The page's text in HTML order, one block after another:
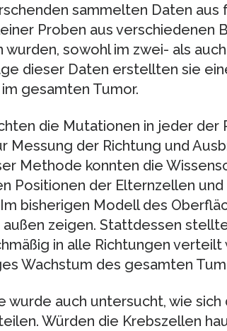
sammelten Daten aus
Proben aus verschiedenen
sowohl im zwei- als
dieser Daten erstellten sie
gesamten Tumor.
die Mutationen in jeder der
Messung der Richtung und
Methode konnten die
Positionen der Elternzellen
bisherigen Modell des
außen zeigen. Stattdessen
in alle Richtungen verteilt
Wachstum des gesamten
wurde auch untersucht, wie
Würden die Krebszellen